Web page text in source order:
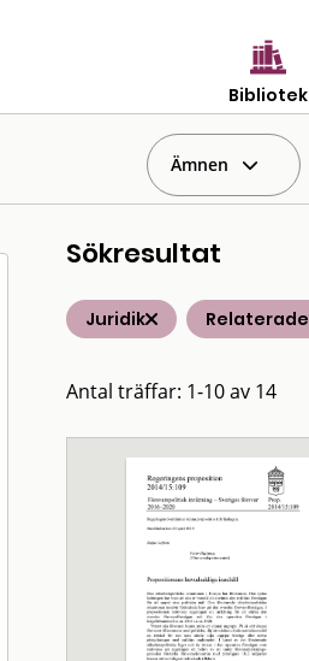
Bibliotek
Ämnen
Sökresultat
Juridik Relaterade
Antal träffar: 1-10 av 14